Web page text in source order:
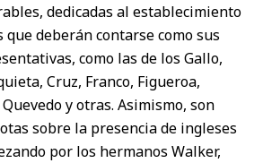
dedicadas al establecimiento
que deberán contarse como sus
como las de los Gallo,
Cruz, Franco, Figueroa,
y otras. Asimismo, son
sobre la presencia de ingleses
por los hermanos Walker,